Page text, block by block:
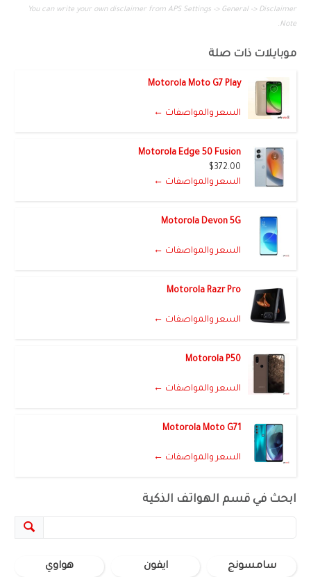
You can write your own disclaimer from APS Settings -> General -> Disclaimer
Note.
موبايلات ذات صلة
Motorola Moto G7 Play
السعر والمواصفات ←
Motorola Edge 50 Fusion
$372.00
السعر والمواصفات ←
Motorola Devon 5G
السعر والمواصفات ←
Motorola Razr Pro
السعر والمواصفات ←
Motorola P50
السعر والمواصفات ←
Motorola Moto G71
السعر والمواصفات ←
ابحث في قسم الهواتف الذكية
سامسونج ايفون هواوي